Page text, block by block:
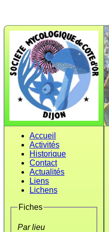
Accueil
Activités
Historique
Contact
Actualités
Liens
Lichens
Fiches
Par lieu